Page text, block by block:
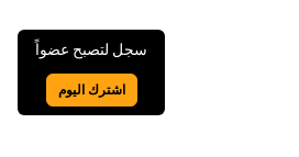
سجل لتصبح عضواً
اذهب إلى:
اشترك اليوم